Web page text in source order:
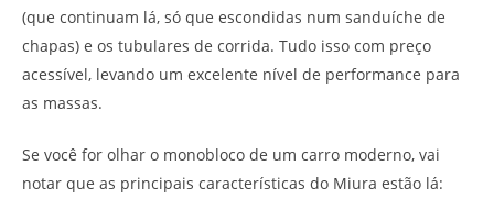
(que continuam lá, só que escondidas num sanduíche de
chapas) e os tubulares de corrida. Tudo isso com preço
acessível, levando um excelente nível de performance para
as massas.
Se você for olhar o monobloco de um carro moderno, vai
notar que as principais características do Miura estão lá: